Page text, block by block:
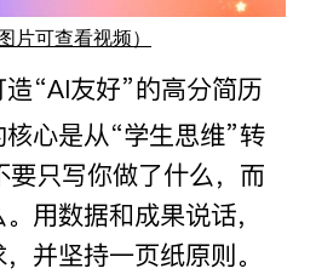
片可查看视频）
“AI友好”的高分简历
心是从“学生思维”转
要只写你做了什么，而
用数据和成果说话，
并坚持一页纸原则。